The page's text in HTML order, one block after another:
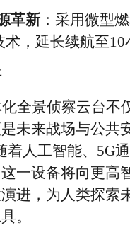
革新：采用微型
术，延长续航至10
全景侦察云台不
未来战场与公共
着人工智能、5G
一设备将向更高
进，为人类探索
。